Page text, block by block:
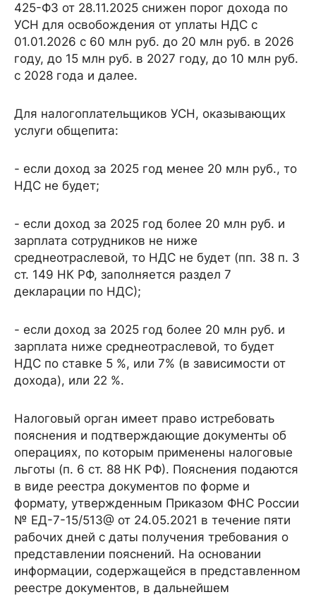
425-ФЗ от 28.11.2025 снижен порог дохода по
УСН для освобождения от уплаты НДС c
01.01.2026 с 60 млн руб. до 20 млн руб. в 2026
году, до 15 млн руб. в 2027 году, до 10 млн руб.
с 2028 года и далее.
Для налогоплательщиков УСН, оказывающих
услуги общепита:
- если доход за 2025 год менее 20 млн руб., то
НДС не будет;
- если доход за 2025 год более 20 млн руб. и
зарплата сотрудников не ниже
среднеотраслевой, то НДС не будет (пп. 38 п. 3
ст. 149 НК РФ, заполняется раздел 7
декларации по НДС);
- если доход за 2025 год более 20 млн руб. и
зарплата ниже среднеотраслевой, то будет
НДС по ставке 5 %, или 7% (в зависимости от
дохода), или 22 %.
Налоговый орган имеет право истребовать
пояснения и подтверждающие документы об
операциях, по которым применены налоговые
льготы (п. 6 ст. 88 НК РФ). Пояснения подаются
в виде реестра документов по форме и
формату, утвержденным Приказом ФНС России
№ ЕД-7-15/513@ от 24.05.2021 в течение пяти
рабочих дней с даты получения требования о
представлении пояснений. На основании
информации, содержащейся в представленном
реестре документов, в дальнейшем